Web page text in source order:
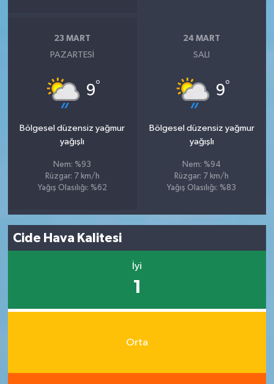
23 MART
PAZARTESI
9°
Bölgesel düzensiz yağmur
yağışlı
Nem: %93
Rüzgar: 7 km/h
Yağış Olasılığı: %62
24 MART
SALI
9°
Bölgesel düzensiz yağmur
yağışlı
Nem: %94
Rüzgar: 7 km/h
Yağış Olasılığı: %83
Cide Hava Kalitesi
İyi
1
Orta